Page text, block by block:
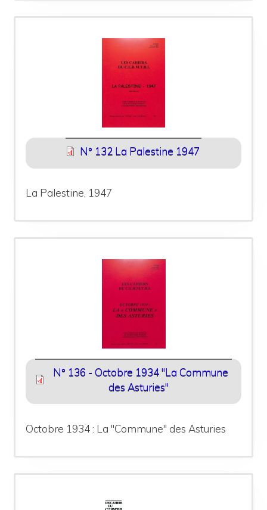
N° 132 La Palestine 1947
La Palestine, 1947
N° 136 - Octobre 1934 "La Commune
des Asturies"
Octobre 1934 : La "Commune" des Asturies